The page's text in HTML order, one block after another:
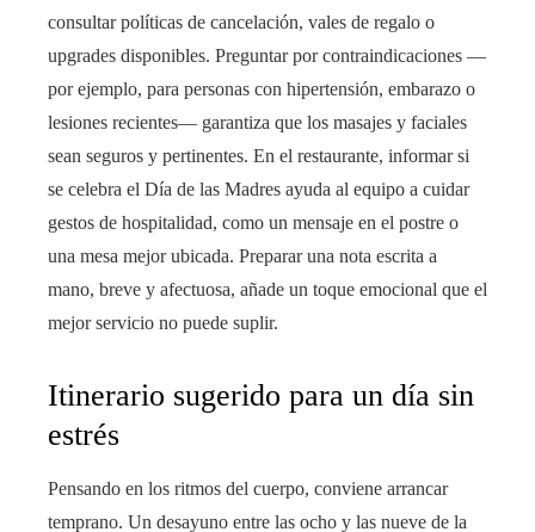
consultar políticas de cancelación, vales de regalo o
upgrades disponibles. Preguntar por contraindicaciones —
por ejemplo, para personas con hipertensión, embarazo o
lesiones recientes— garantiza que los masajes y faciales
sean seguros y pertinentes. En el restaurante, informar si
se celebra el Día de las Madres ayuda al equipo a cuidar
gestos de hospitalidad, como un mensaje en el postre o
una mesa mejor ubicada. Preparar una nota escrita a
mano, breve y afectuosa, añade un toque emocional que el
mejor servicio no puede suplir.
Itinerario sugerido para un día sin
estrés
Pensando en los ritmos del cuerpo, conviene arrancar
temprano. Un desayuno entre las ocho y las nueve de la